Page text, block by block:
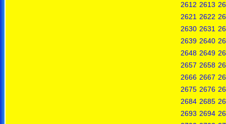
2612 2613
2621 2622
2630 2631
2639 2640
2648 2649
2657 2658
2666 2667
2675 2676
2684 2685
2693 2694